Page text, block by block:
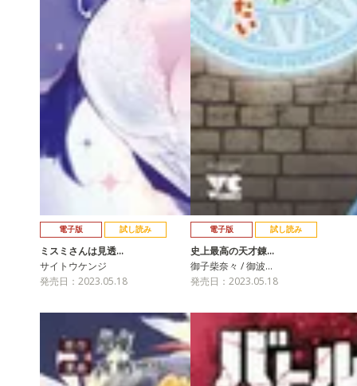
電子版 試し読み
ミスミさんは見透…
サイトウケンジ
発売日：2023.05.18
電子版 試し読み
史上最高の天才錬…
御子柴奈々 / 御波…
発売日：2023.05.18